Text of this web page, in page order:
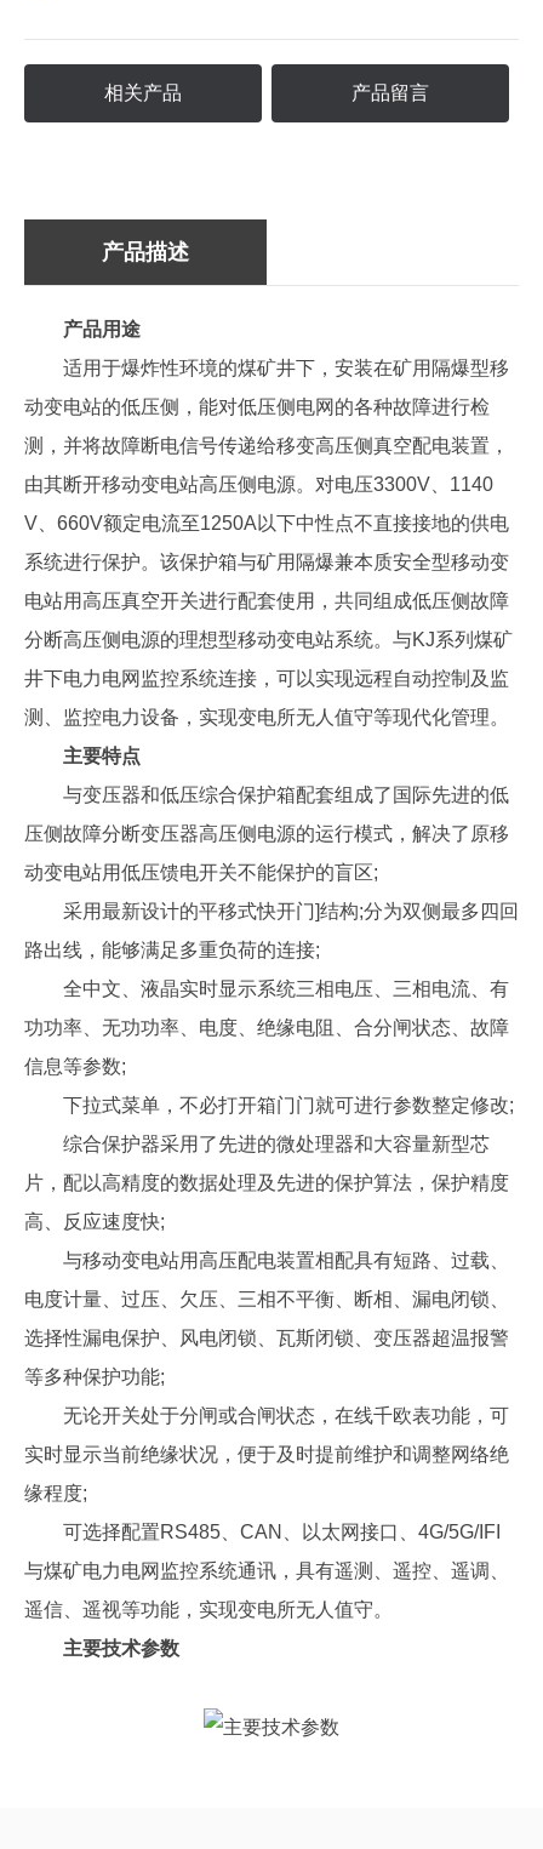
相关产品 产品留言
产品描述
产品用途
适用于爆炸性环境的煤矿井下，安装在矿用隔爆型移
动变电站的低压侧，能对低压侧电网的各种故障进行检
测，并将故障断电信号传递给移变高压侧真空配电装置，
由其断开移动变电站高压侧电源。对电压3300V、1140
V、660V额定电流至1250A以下中性点不直接接地的供电
系统进行保护。该保护箱与矿用隔爆兼本质安全型移动变
电站用高压真空开关进行配套使用，共同组成低压侧故障
分断高压侧电源的理想型移动变电站系统。与KJ系列煤矿
井下电力电网监控系统连接，可以实现远程自动控制及监
测、监控电力设备，实现变电所无人值守等现代化管理。
主要特点
与变压器和低压综合保护箱配套组成了国际先进的低
压侧故障分断变压器高压侧电源的运行模式，解决了原移
动变电站用低压馈电开关不能保护的盲区;
采用最新设计的平移式快开门]结构;分为双侧最多四回
路出线，能够满足多重负荷的连接;
全中文、液晶实时显示系统三相电压、三相电流、有
功功率、无功功率、电度、绝缘电阻、合分闸状态、故障
信息等参数;
下拉式菜单，不必打开箱门门就可进行参数整定修改;
综合保护器采用了先进的微处理器和大容量新型芯
片，配以高精度的数据处理及先进的保护算法，保护精度
高、反应速度快;
与移动变电站用高压配电装置相配具有短路、过载、
电度计量、过压、欠压、三相不平衡、断相、漏电闭锁、
选择性漏电保护、风电闭锁、瓦斯闭锁、变压器超温报警
等多种保护功能;
无论开关处于分闸或合闸状态，在线千欧表功能，可
实时显示当前绝缘状况，便于及时提前维护和调整网络绝
缘程度;
可选择配置RS485、CAN、以太网接口、4G/5G/IFI
与煤矿电力电网监控系统通讯，具有遥测、遥控、遥调、
遥信、遥视等功能，实现变电所无人值守。
主要技术参数